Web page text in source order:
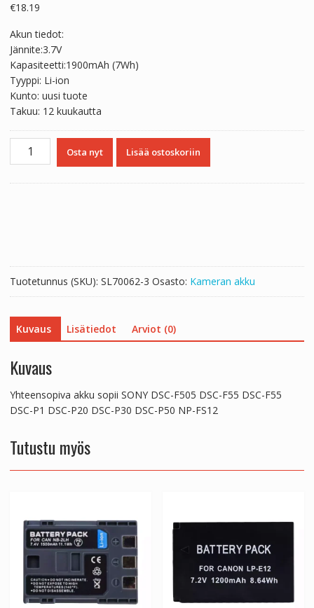
€18.19
Akun tiedot:
Jännite:3.7V
Kapasiteetti:1900mAh (7Wh)
Tyyppi: Li-ion
Kunto: uusi tuote
Takuu: 12 kuukautta
Yhteensopiva
DSC-
F55
DSC-
P1
DSC-
P20
DSC-
P30
DSC-
P50
määrä
Osta nyt Lisää ostoskoriin
Tuotetunnus (SKU): SL70062-3 Osasto: Kameran akku
Kuvaus Lisätiedot Arviot (0)
Kuvaus
Yhteensopiva akku sopii SONY DSC-F505 DSC-F55 DSC-F55
DSC-P1 DSC-P20 DSC-P30 DSC-P50 NP-FS12
Tutustu myös